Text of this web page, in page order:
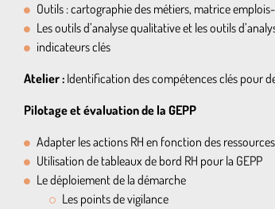
Outils : cartographie des métiers, matrice
Les outils d’analyse qualitative et les outils
indicateurs clés
Atelier : Identification des compétences clés pour
Pilotage et évaluation de la GEPP
Adapter les actions RH en fonction des
Utilisation de tableaux de bord RH pour la GEPP
Le déploiement de la démarche
Les points de vigilance